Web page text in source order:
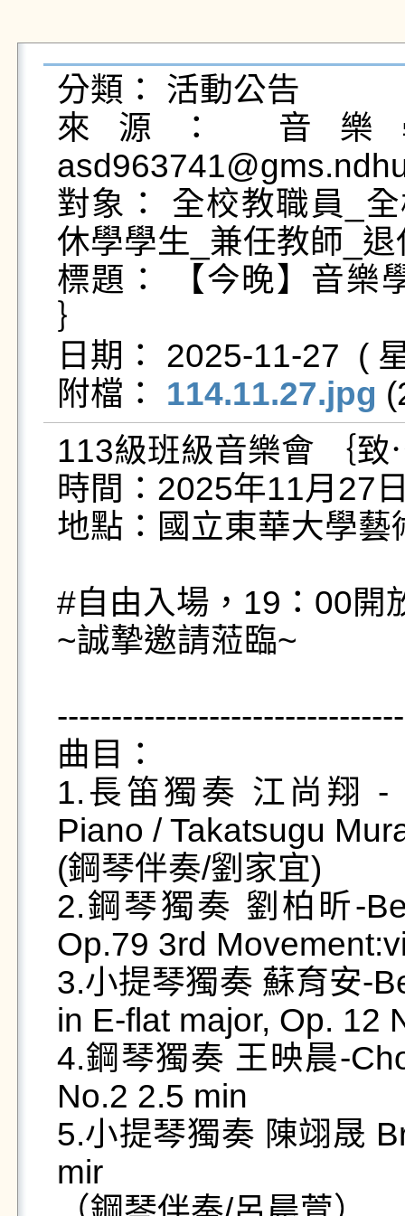
分類： 活動公告
來源： 音
對象： 全校教職員_
休學學生_兼任教師_
標題： 【今晚】音樂
｝
日期： 2025-11-27  (
附檔： 114.11.27.jpg
113級班級音樂會 ｛
時間：2025年11月27
地點：國立東華大學藝
#自由入場，19：00開
~誠摯邀請蒞臨~
曲目：
1.長笛獨奏 江尚翔 -
Piano / Takatsugu
(鋼琴伴奏/劉家宜)
2.鋼琴獨奏 劉柏昕-
Op.79 3rd
3.小提琴獨奏 蘇育安-
in E-flat major, Op. 12
4.鋼琴獨奏 王映晨-
No.2 2.5 min
5.小提琴獨奏 陳翊晟
mir